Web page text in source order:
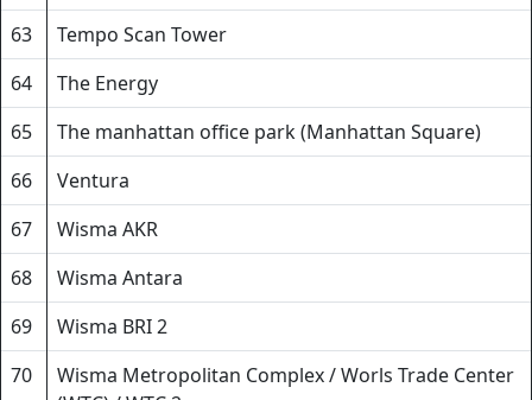
63
Tempo Scan Tower
64
The Energy
65
The manhattan office park (Manhattan Square)
66
Ventura
67
Wisma AKR
68
Wisma Antara
69
Wisma BRI 2
70
Wisma Metropolitan Complex / Worls Trade Center